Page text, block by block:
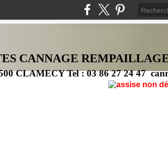
CANNAGE
CLAMECY Tel : 03 86 27 24 47